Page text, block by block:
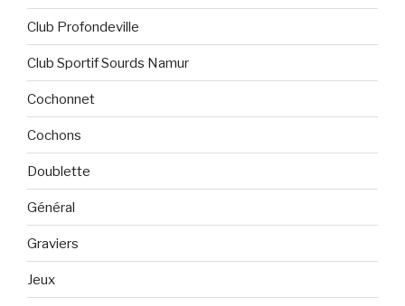
Club Profondeville
Club Sportif Sourds Namur
Cochonnet
Cochons
Doublette
Général
Graviers
Jeux